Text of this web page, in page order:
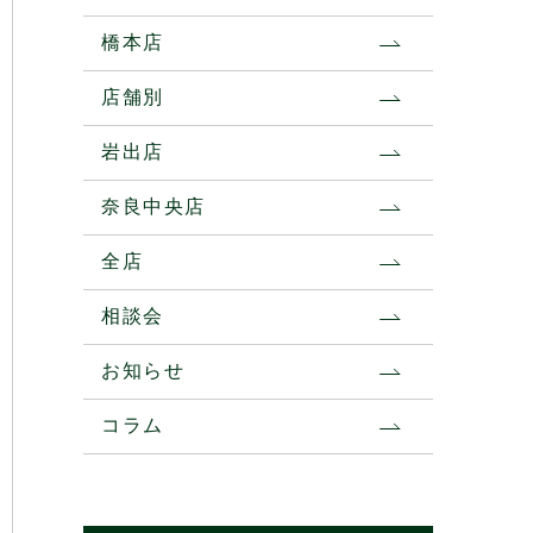
橋本店
店舗別
岩出店
奈良中央店
全店
相談会
お知らせ
コラム